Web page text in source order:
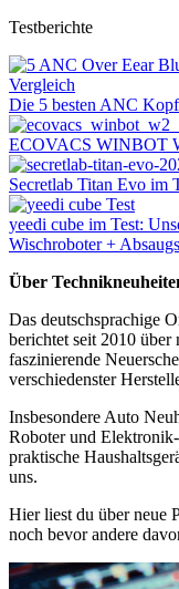
Testberichte
Die 5 besten ANC
ECOVACS WINBOT
Secretlab Titan Evo im
yeedi cube im Test:
Wischroboter +
Über
Das deutschsprachige
berichtet seit 2010
faszinierende
verschiedenster
Insbesondere Auto
Roboter und
praktische
uns.
Hier liest du über neue
noch bevor andere